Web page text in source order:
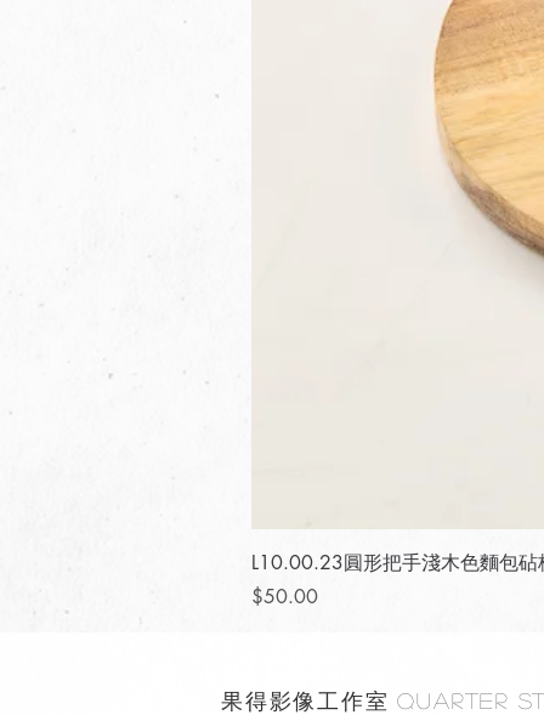
L10.00.23圓形把手淺木色麵包砧
價格
$50.00
果得影像工作室Quarter